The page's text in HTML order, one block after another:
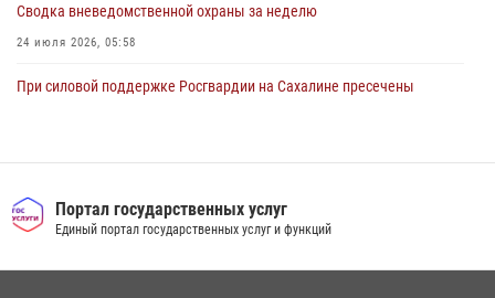
Сводка вневедомственной охраны за неделю
24 июля 2026, 05:58
При силовой поддержке Росгвардии на Сахалине пресечены
оружия и 63 патрона
08 июля 2026, 06:41
Портал государственных услуг
Единый портал государственных услуг и функций